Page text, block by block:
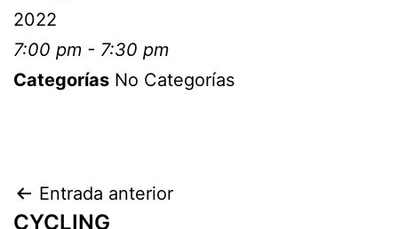
2022
7:00 pm - 7:30 pm
Categorías No Categorías
Entrada anterior
CYCLING